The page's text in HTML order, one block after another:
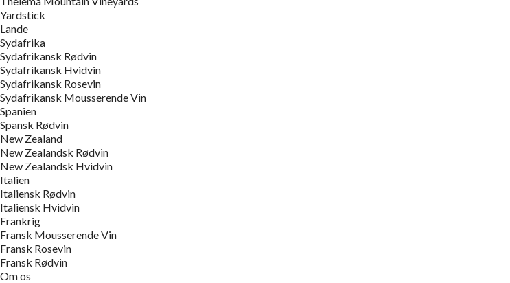
Yardstick
Lande
Sydafrika
Sydafrikansk Rødvin
Sydafrikansk Hvidvin
Sydafrikansk Rosevin
Sydafrikansk Mousserende Vin
Spanien
Spansk Rødvin
New Zealand
New Zealandsk Rødvin
New Zealandsk Hvidvin
Italien
Italiensk Rødvin
Italiensk Hvidvin
Frankrig
Fransk Mousserende Vin
Fransk Rosevin
Fransk Rødvin
Om os